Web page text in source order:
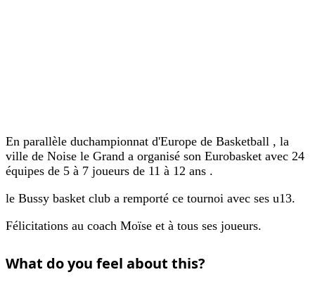
En parallèle duchampionnat d'Europe de Basketball , la
ville de Noise le Grand a organisé son Eurobasket avec 24
équipes de 5 à 7 joueurs de 11 à 12 ans .
le Bussy basket club a remporté ce tournoi avec ses u13.
Félicitations au coach Moïse et à tous ses joueurs.
What do you feel about this?